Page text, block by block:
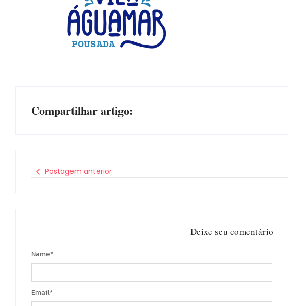
Compartilhar artigo:
Postagem anterior
Deixe seu comentário
Name*
Email*